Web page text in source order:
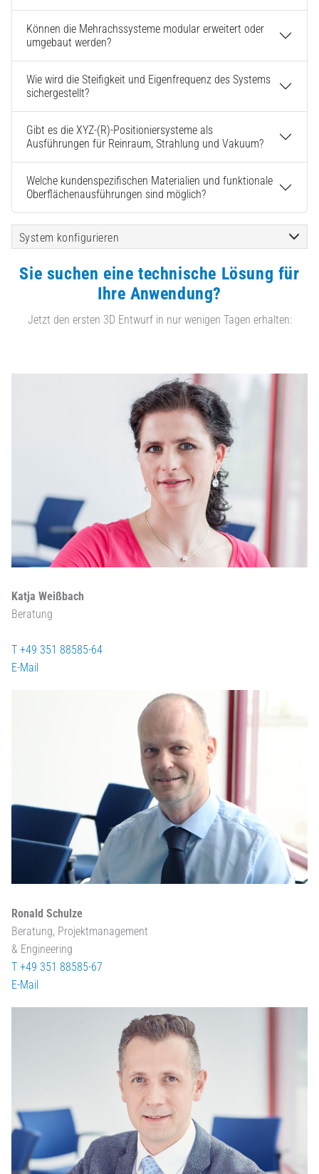
Können die Mehrachssysteme modular erweitert oder
umgebaut werden?
Wie wird die Steifigkeit und Eigenfrequenz des Systems
sichergestellt?
Gibt es die XYZ-(R)-Positioniersysteme als
Ausführungen für Reinraum, Strahlung und Vakuum?
Welche kundenspezifischen Materialien und funktionale
Oberflächenausführungen sind möglich?
System konfigurieren
Sie suchen eine technische Lösung für
Ihre Anwendung?
Jetzt den ersten 3D Entwurf in nur wenigen Tagen erhalten:
Katja Weißbach
Beratung
T +49 351 88585-64
E-Mail
Ronald Schulze
Beratung, Projektmanagement
& Engineering
T +49 351 88585-67
E-Mail